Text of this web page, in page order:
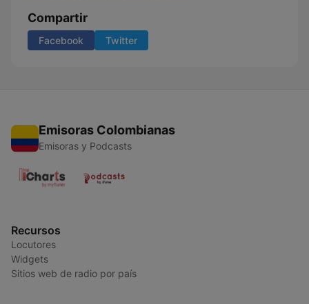
Compartir
Facebook Twitter
Emisoras Colombianas
Emisoras y Podcasts
Recursos
Locutores
Widgets
Sitios web de radio por país